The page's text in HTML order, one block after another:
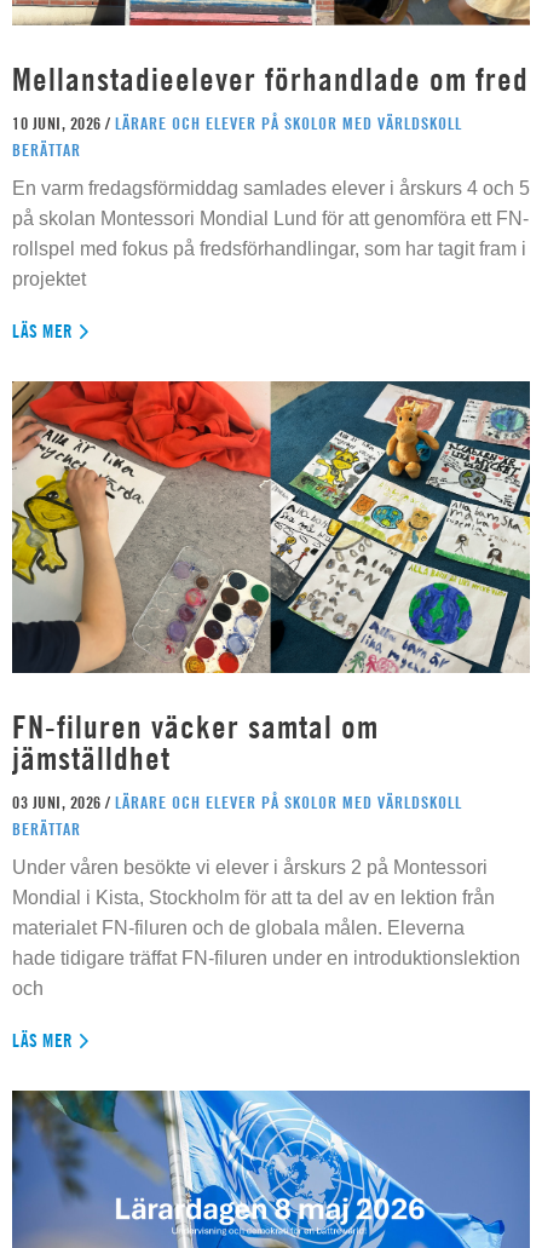
Mellanstadieelever förhandlade om fred
10 JUNI, 2026 / LÄRARE OCH ELEVER PÅ SKOLOR MED VÄRLDSKOLL
BERÄTTAR
En varm fredagsförmiddag samlades elever i årskurs 4 och 5
på skolan Montessori Mondial Lund för att genomföra ett FN-
rollspel med fokus på fredsförhandlingar, som har tagit fram i
projektet
LÄS MER
FN-filuren väcker samtal om
jämställdhet
03 JUNI, 2026 / LÄRARE OCH ELEVER PÅ SKOLOR MED VÄRLDSKOLL
BERÄTTAR
Under våren besökte vi elever i årskurs 2 på Montessori
Mondial i Kista, Stockholm för att ta del av en lektion från
materialet FN-filuren och de globala målen. Eleverna
hade tidigare träffat FN-filuren under en introduktionslektion
och
LÄS MER